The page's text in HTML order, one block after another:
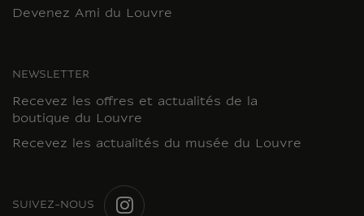
Devenez Ami du Louvre
NEWSLETTER
Recevez les offres et actualités de la
boutique du Louvre
Recevez les actualités du musée du Louvre
SUIVEZ-NOUS